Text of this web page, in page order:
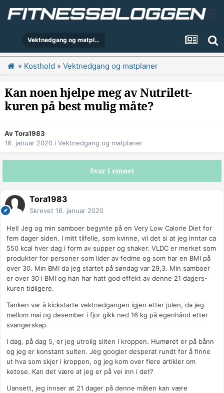
Vektnedgang og matplaner
» Kosthold » Vektnedgang og matplaner
Kan noen hjelpe meg av Nutrilett-
kuren på best mulig måte?
AvTora1983
16. januar 2020 i Vektnedgang og matplaner
Svar i emnet
Tora1983
Skrevet 16. januar 2020
Hei! Jeg og min samboer begynte på en Very Low Calorie Diet for
fem dager siden. I mitt tilfelle, som kvinne, vil det si at jeg inntar ca
550 kcal hver dag i form av supper og shaker. VLDC er merket som
produkter for personer som lider av fedme og som har en BMI på
over 30. Min BMI da jeg startet på søndag var 29,3. Min samboer
er over 30 i BMI og han har hatt god effekt av denne 21 dagers-
kuren tidligere.
Tanken var å kickstarte vektnedgangen igjen etter julen, da jeg
mellom mai og desember i fjor gikk ned 16 kg på egenhånd etter
svangerskap.
I dag, på dag 5, er jeg utrolig sliten i kroppen. Humøret er på bånn
og jeg er konstant sulten. Jeg googler desperat rundt for å finne
ut hva som skjer i kroppen, og jeg kom over flere artikler om
ketose. Kan det være at jeg er på vei inn i det?
Uansett, jeg innser at 21 dager på denne måten kan være